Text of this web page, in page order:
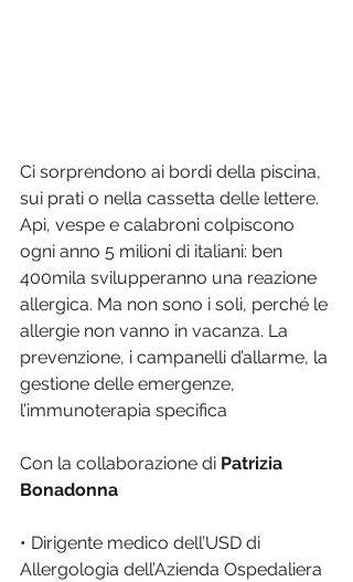
Ci sorprendono ai bordi della piscina,
sui prati o nella cassetta delle lettere.
Api, vespe e calabroni colpiscono
ogni anno 5 milioni di italiani: ben
400mila svilupperanno una reazione
allergica. Ma non sono i soli, perché le
allergie non vanno in vacanza. La
prevenzione, i campanelli d’allarme, la
gestione delle emergenze,
l’immunoterapia specifica
Con la collaborazione di Patrizia
Bonadonna
• Dirigente medico dell’USD di
Allergologia dell’Azienda Ospedaliera